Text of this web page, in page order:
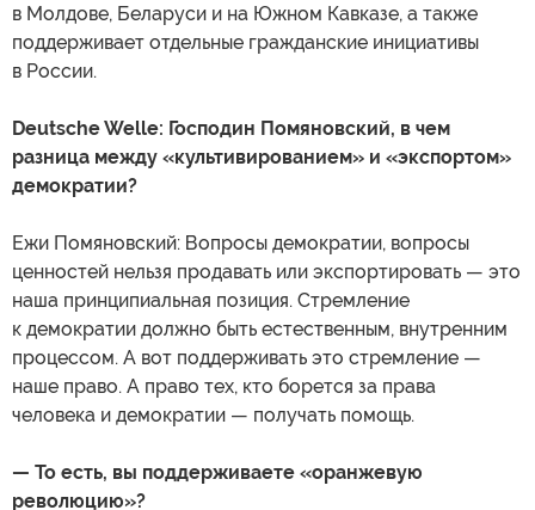
в Молдове, Беларуси и на Южном Кавказе, а также
поддерживает отдельные гражданские инициативы
в России.
Deutsche Welle: Господин Помяновский, в чем
разница между «культивированием» и «экспортом»
демократии?
Ежи Помяновский: Вопросы демократии, вопросы
ценностей нельзя продавать или экспортировать — это
наша принципиальная позиция. Стремление
к демократии должно быть естественным, внутренним
процессом. А вот поддерживать это стремление —
наше право. А право тех, кто борется за права
человека и демократии — получать помощь.
— То есть, вы поддерживаете «оранжевую
революцию»?